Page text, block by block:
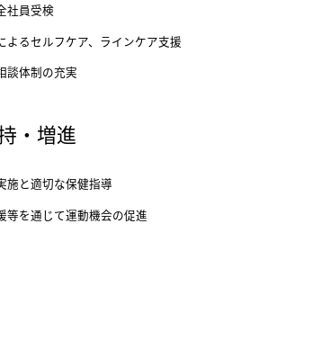
社員受検
よるセルフケア、ラインケア支援
談体制の充実
・増進
施と適切な保健指導
等を通じて運動機会の促進